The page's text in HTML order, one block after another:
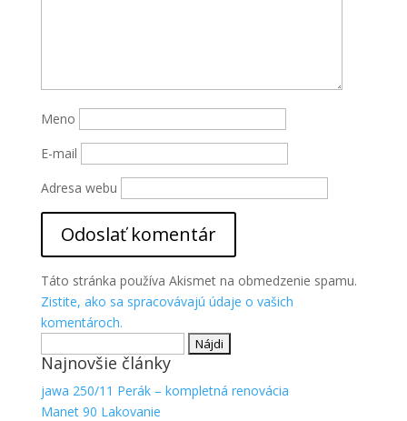
Meno
E-mail
Adresa webu
Táto stránka používa Akismet na obmedzenie spamu.
Zistite, ako sa spracovávajú údaje o vašich
komentároch.
Najnovšie články
jawa 250/11 Perák – kompletná renovácia
Manet 90 Lakovanie